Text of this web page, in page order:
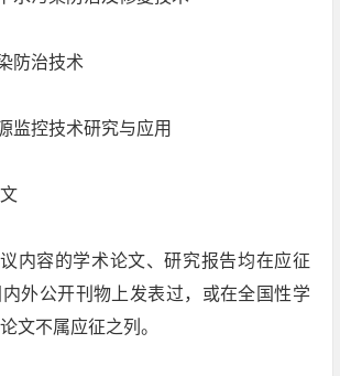
治技术
控技术研究与应用
容的学术论文、研究报告均在应征
外公开刊物上发表过，或在全国性学
文不属应征之列。